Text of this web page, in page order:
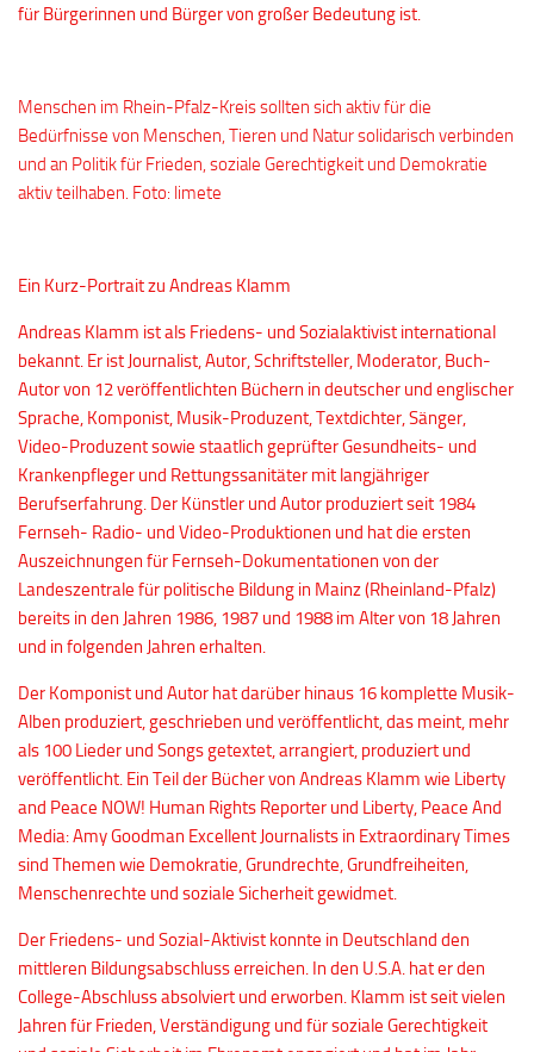
für Bürgerinnen und Bürger von großer Bedeutung ist.
Menschen im Rhein-Pfalz-Kreis sollten sich aktiv für die
Bedürfnisse von Menschen, Tieren und Natur solidarisch verbinden
und an Politik für Frieden, soziale Gerechtigkeit und Demokratie
aktiv teilhaben. Foto: limete
Ein Kurz-Portrait zu Andreas Klamm
Andreas Klamm ist als Friedens- und Sozialaktivist international
bekannt. Er ist Journalist, Autor, Schriftsteller, Moderator, Buch-
Autor von 12 veröffentlichten Büchern in deutscher und englischer
Sprache, Komponist, Musik-Produzent, Textdichter, Sänger,
Video-Produzent sowie staatlich geprüfter Gesundheits- und
Krankenpfleger und Rettungssanitäter mit langjähriger
Berufserfahrung. Der Künstler und Autor produziert seit 1984
Fernseh- Radio- und Video-Produktionen und hat die ersten
Auszeichnungen für Fernseh-Dokumentationen von der
Landeszentrale für politische Bildung in Mainz (Rheinland-Pfalz)
bereits in den Jahren 1986, 1987 und 1988 im Alter von 18 Jahren
und in folgenden Jahren erhalten.
Der Komponist und Autor hat darüber hinaus 16 komplette Musik-
Alben produziert, geschrieben und veröffentlicht, das meint, mehr
als 100 Lieder und Songs getextet, arrangiert, produziert und
veröffentlicht. Ein Teil der Bücher von Andreas Klamm wie Liberty
and Peace NOW! Human Rights Reporter und Liberty, Peace And
Media: Amy Goodman Excellent Journalists in Extraordinary Times
sind Themen wie Demokratie, Grundrechte, Grundfreiheiten,
Menschenrechte und soziale Sicherheit gewidmet.
Der Friedens- und Sozial-Aktivist konnte in Deutschland den
mittleren Bildungsabschluss erreichen. In den U.S.A. hat er den
College-Abschluss absolviert und erworben. Klamm ist seit vielen
Jahren für Frieden, Verständigung und für soziale Gerechtigkeit